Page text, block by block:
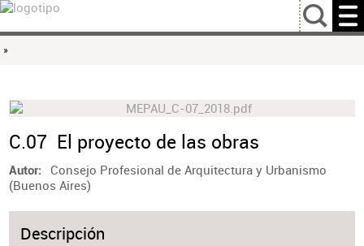
…
»
C.07 El proyecto de las obras
Autor
Consejo Profesional de Arquitectura y Urbanismo
(Buenos Aires)
Descripción